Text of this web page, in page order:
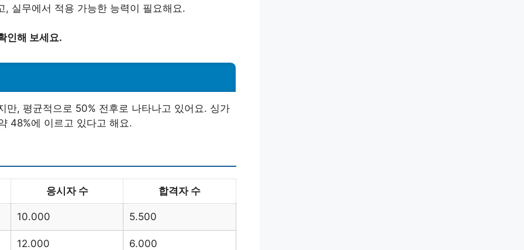
, 실무에서 적용 가능한 능력이 필요해요.
인해 보세요.
만, 평균적으로 50% 전후로 나타나고 있어요. 싱가
48%에 이르고 있다고 해요.
응시자 수 합격자 수
10.000 5.500
12.000 6.000